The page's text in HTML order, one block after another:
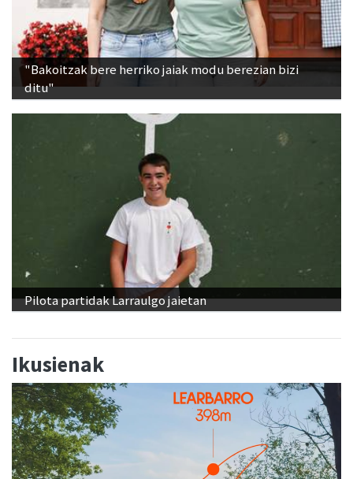
"Bakoitzak bere herriko jaiak modu berezian bizi
ditu"
Pilota partidak Larraulgo jaietan
Ikusienak